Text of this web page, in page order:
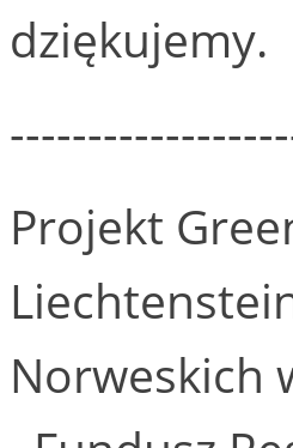
dziękujemy.
Projekt
Norweskich